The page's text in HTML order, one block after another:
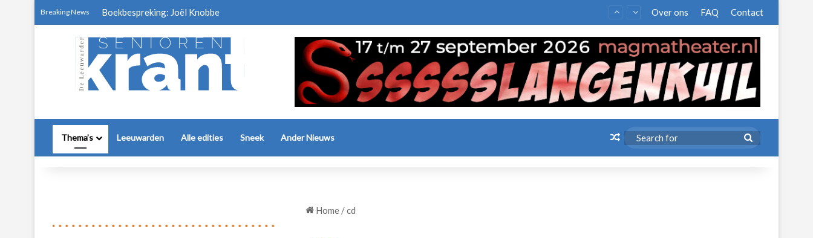
Breaking News Boekbespreking: Joël Knobbe Over ons FAQ Contact
Thema’s Leeuwarden Alle edities Sneek Ander Nieuws Random Article
for
Home /cd